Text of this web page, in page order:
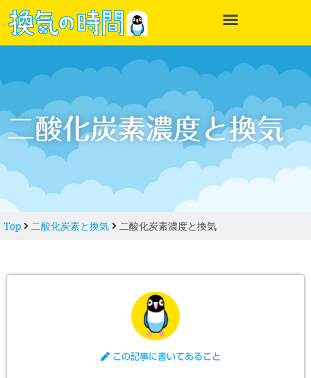
二酸化炭素濃度と換気
Top 二酸化炭素と換気 二酸化炭素濃度と換気
この記事に書いてあること